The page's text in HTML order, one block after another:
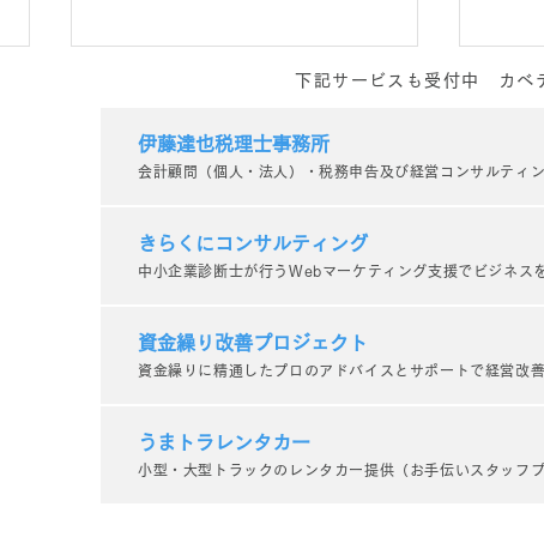
「接触」から始まる
はウェブサイト制作のプロとし
て、お客様にとって最適なサイト
す。 しかし、ふとした瞬間に
「どうやってこのサイトを受注す
ん、仕事...
目
大切
制作
す。
イト
談を
下記サービスも受付中 カベ
伊藤達也税理士事務所
会計顧問（個人・法人）・税務申告及び経営コンサルティ
きらくにコンサルティング
中小企業診断士が行うWebマーケティング支援でビジネス
資金繰り改善プロジェクト
資金繰りに精通したプロのアドバイスとサポートで経営改
うまトラレンタカー
小型・大型トラックのレンタカー提供（お手伝いスタッフプ